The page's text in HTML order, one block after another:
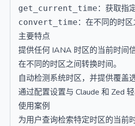
get_current_time ：获取指
convert_time ：在不同的时区
主要特点
提供任何 IANA 时区的当前时间信
在不同的时区之间转换时间。
自动检测系统时区，并提供覆盖选
通过配置设置与 Claude 和 Zed 轻
使用案例
为用户查询检索特定时区的当前时